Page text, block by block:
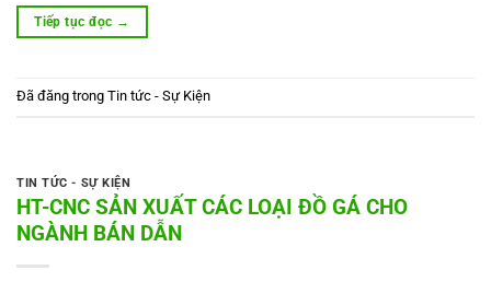
Tiếp tục đọc →
Đã đăng trong Tin tức - Sự Kiện
TIN TỨC - SỰ KIỆN
HT-CNC SẢN XUẤT CÁC LOẠI ĐỒ GÁ CHO
NGÀNH BÁN DẪN